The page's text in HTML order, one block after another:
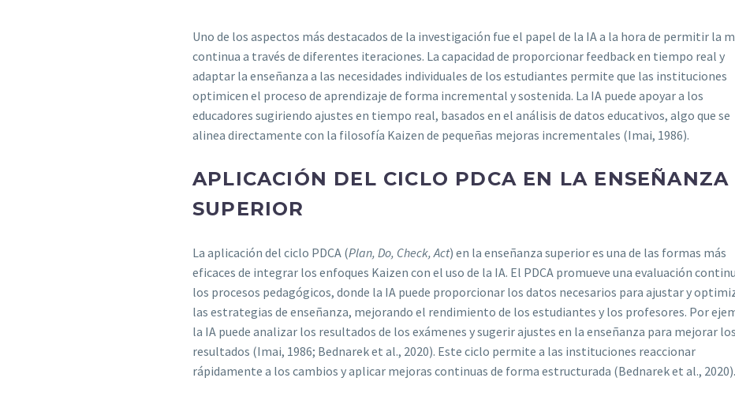
Uno de los aspectos más destacados de la investigación fue el papel de la IA a la hora de permitir la
continua a través de diferentes iteraciones. La capacidad de proporcionar feedback en tiempo real y
adaptar la enseñanza a las necesidades individuales de los estudiantes permite que las instituciones
optimicen el proceso de aprendizaje de forma incremental y sostenida. La IA puede apoyar a los
educadores sugiriendo ajustes en tiempo real, basados en el análisis de datos educativos, algo que se
alinea directamente con la filosofía Kaizen de pequeñas mejoras incrementales (Imai, 1986).
APLICACIÓN DEL CICLO PDCA EN LA ENSEÑANZA
SUPERIOR
La aplicación del ciclo PDCA (Plan, Do, Check, Act) en la enseñanza superior es una de las formas más
eficaces de integrar los enfoques Kaizen con el uso de la IA. El PDCA promueve una evaluación
los procesos pedagógicos, donde la IA puede proporcionar los datos necesarios para ajustar y
las estrategias de enseñanza, mejorando el rendimiento de los estudiantes y los profesores. Por
la IA puede analizar los resultados de los exámenes y sugerir ajustes en la enseñanza para mejorar los
resultados (Imai, 1986; Bednarek et al., 2020). Este ciclo permite a las instituciones reaccionar
rápidamente a los cambios y aplicar mejoras continuas de forma estructurada (Bednarek et al., 2020).